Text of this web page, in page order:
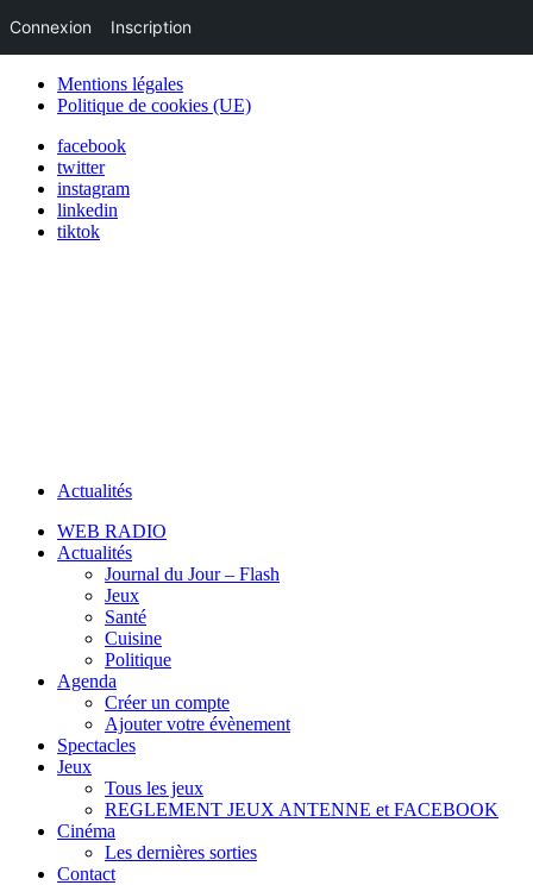
Mentions légales
Politique de cookies (UE)
facebook
twitter
instagram
linkedin
tiktok
Actualités
WEB RADIO
Actualités
Journal du Jour – Flash
Jeux
Santé
Cuisine
Politique
Agenda
Créer un compte
Ajouter votre évènement
Spectacles
Jeux
Tous les jeux
REGLEMENT JEUX ANTENNE et FACEBOOK
Cinéma
Les dernières sorties
Contact
Connexion Inscription